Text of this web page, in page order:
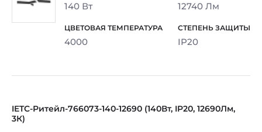
140 Вт 12740 Лм
4000 IP20
IETC-Ритейл-766073-140-12690 (140Вт, IP20, 12690Лм,
3К)